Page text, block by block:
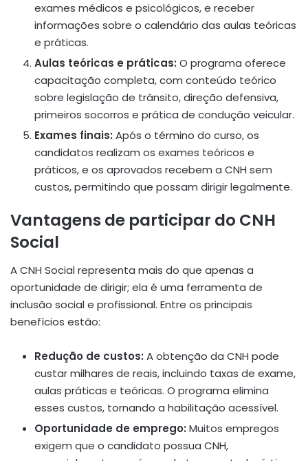
exames médicos e psicológicos, e receber
informações sobre o calendário das aulas teóricas
e práticas.
Aulas teóricas e práticas: O programa oferece
capacitação completa, com conteúdo teórico
sobre legislação de trânsito, direção defensiva,
primeiros socorros e prática de condução veicular.
Exames finais: Após o término do curso, os
candidatos realizam os exames teóricos e
práticos, e os aprovados recebem a CNH sem
custos, permitindo que possam dirigir legalmente.
Vantagens de participar do CNH
Social
A CNH Social representa mais do que apenas a
oportunidade de dirigir; ela é uma ferramenta de
inclusão social e profissional. Entre os principais
benefícios estão:
Redução de custos: A obtenção da CNH pode
custar milhares de reais, incluindo taxas de exame,
aulas práticas e teóricas. O programa elimina
esses custos, tornando a habilitação acessível.
Oportunidade de emprego: Muitos empregos
exigem que o candidato possua CNH,